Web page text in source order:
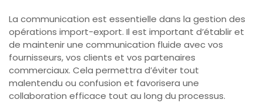
La communication est essentielle dans la gestion des
opérations import-export. Il est important d’établir et
de maintenir une communication fluide avec vos
fournisseurs, vos clients et vos partenaires
commerciaux. Cela permettra d’éviter tout
malentendu ou confusion et favorisera une
collaboration efficace tout au long du processus.